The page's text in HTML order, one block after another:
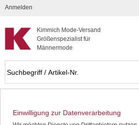
Kompletten Head der Seite überspringen
Kimmich Mode-Versand
Größenspezialist für
Männermode
Anmelden
Einwilligung zur Datenverarbeitung